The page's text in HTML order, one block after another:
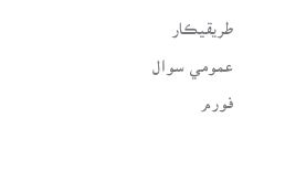
طريقيڪار
عمومي سوال
فورم